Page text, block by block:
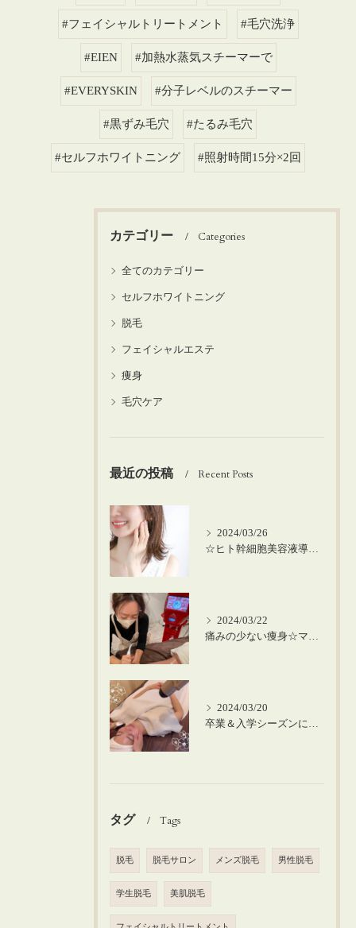
#フェイシャルトリートメント #毛穴洗浄
#EIEN #加熱水蒸気スチーマーで
#EVERYSKIN #分子レベルのスチーマー
#黒ずみ毛穴 #たるみ毛穴
#セルフホワイトニング #照射時間15分×2回
カテゴリー Categories
全てのカテゴリー
セルフホワイトニング
脱毛
フェイシャルエステ
痩身
毛穴ケア
最近の投稿 Recent Posts
2024/03/26
☆ヒト幹細胞美容液導入の美肌顔脱毛☆
2024/03/22
痛みの少ない痩身☆マシーンを使った筋膜リリース！
2024/03/20
卒業＆入学シーズンにお肌のメンテナンスを♪
タグ Tags
脱毛 脱毛サロン メンズ脱毛 男性脱毛
学生脱毛 美肌脱毛